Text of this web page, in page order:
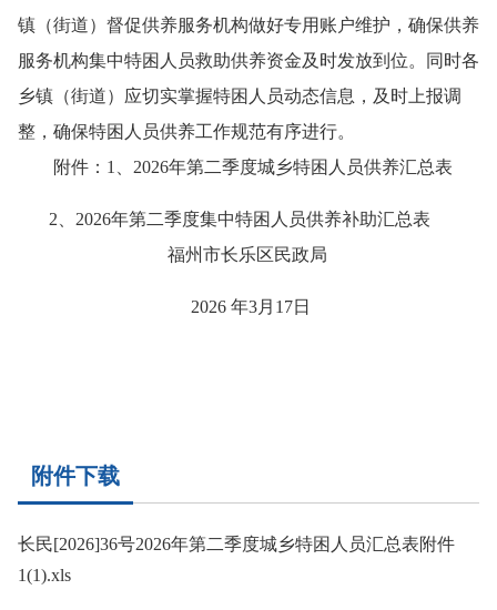
镇（街道）督促供养服务机构做好专用账户维护 ，确保供养
服务机构集中特困人员救助供养资金及时发放到位。同时各
乡镇（街道）应切实掌握特困人员动态信息 ，及时上报调
整，确保特困人员供养工作规范有序进行。
附件： 1 2026年第二季度城乡特困人员供养汇总表
2、2026年第二季度集中特困人员供养补助汇总表
福州市长乐区民政局
2026 年3月17日
附件下载
长民[2026]36号2026年第二季度城乡特困人员汇总表附件
1(1).xls